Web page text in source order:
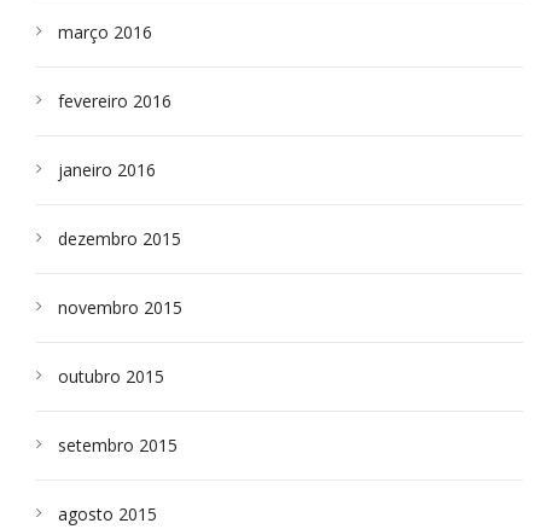
março 2016
fevereiro 2016
janeiro 2016
dezembro 2015
novembro 2015
outubro 2015
setembro 2015
agosto 2015